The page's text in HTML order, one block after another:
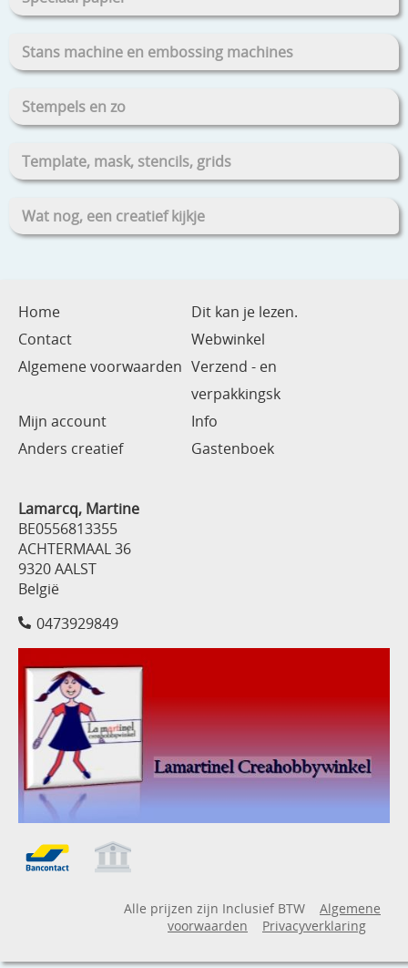
Stans machine en embossing machines
Stempels en zo
Template, mask, stencils, grids
Wat nog, een creatief kijkje
Home
Dit kan je lezen.
Contact
Webwinkel
Algemene voorwaarden Verzend - en
verpakkingsk
Mijn account
Info
Anders creatief
Gastenboek
Lamarcq, Martine
BE0556813355
ACHTERMAAL 36
9320 AALST
België
0473929849
Alle prijzen zijn Inclusief BTW
Algemene
voorwaarden
Privacyverklaring